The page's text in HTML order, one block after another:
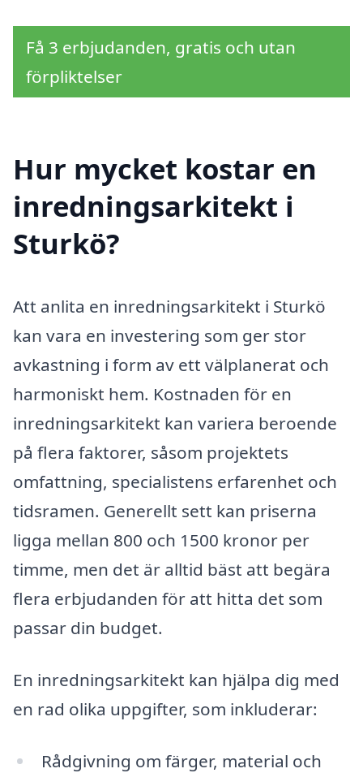
Få 3 erbjudanden, gratis och utan
förpliktelser
Hur mycket kostar en
inredningsarkitekt i
Sturkö?
Att anlita en inredningsarkitekt i Sturkö
kan vara en investering som ger stor
avkastning i form av ett välplanerat och
harmoniskt hem. Kostnaden för en
inredningsarkitekt kan variera beroende
på flera faktorer, såsom projektets
omfattning, specialistens erfarenhet och
tidsramen. Generellt sett kan priserna
ligga mellan 800 och 1500 kronor per
timme, men det är alltid bäst att begära
flera erbjudanden för att hitta det som
passar din budget.
En inredningsarkitekt kan hjälpa dig med
en rad olika uppgifter, som inkluderar:
Rådgivning om färger, material och